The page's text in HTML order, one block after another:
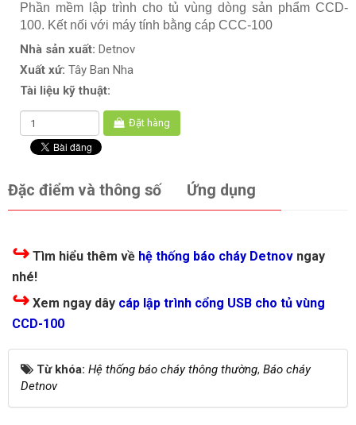
Phần mềm lập trình cho tủ vùng dòng sản phẩm CCD-
100. Kết nối với máy tính bằng cáp CCC-100
Nhà sản xuất: Detnov
Xuất xứ: Tây Ban Nha
Tài liệu kỹ thuật:
Đặt hàng
Đặc điểm và thông số Ứng dụng
↪ Tìm hiểu thêm về hệ thống báo cháy Detnov ngay
nhé!
↪ Xem ngay dây cáp lập trình cổng USB cho tủ vùng
CCD-100
Từ khóa: Hệ thống báo cháy thông thường, Báo cháy
Detnov